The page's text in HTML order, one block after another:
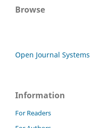
Browse
Open Journal Systems
Information
For Readers